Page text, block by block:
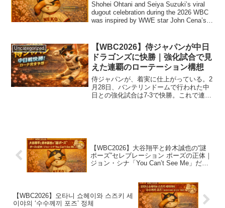
Shohei Ohtani and Seiya Suzuki’s viral
dugout celebration during the 2026 WBC
was inspired by WWE star John Cena’s
Uncategorized
【WBC2026】侍ジャパンが中日
ドラゴンズに快勝｜強化試合で見
えた連覇のローテーション構想
侍ジャパンが、着実に仕上がっている。2
月28日、バンテリンドームで行われた中
日との強化試合は7-3で快勝。これで連
【WBC2026】大谷翔平と鈴木誠也の“謎
ポーズ”セレブレーション ポーズの正体｜
ジョン・シナ「You Can’t See Me」だっ
【WBC2026】오타니 쇼헤이와 스즈키 세
이야의 ‘수수께끼 포즈’ 정체